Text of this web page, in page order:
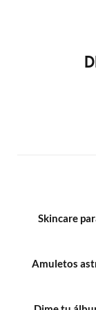
Skincare
Amuletos